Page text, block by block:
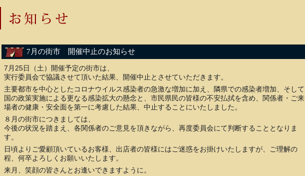
7月の街市 開催中止のお知らせ
7月25日（土）開催予定の街市は、
実行委員会で協議させて頂いた結果、開催中止とさせていただきます。
主要都市を中心としたコロナウイルス感染者の急激な増加に加え、隣県での感染者増加、そして
国の政策実施による更なる感染拡大の懸念と、市民県民の皆様の不安払拭を含め、関係者・ご来
場者の健康・安全面を第一に考慮した結果、中止することにいたしました。
８月の街市につきましては、
今後の状況を踏まえ、各関係者のご意見を頂きながら、再度委員会にて判断することとなりま
す。
日頃よりご愛顧頂いているお客様、出店者の皆様にはご迷惑をお掛けいたしますが、ご理解の
程、何卒よろしくお願いいたします。
来月、笑顔の皆さんとお逢いできますように。